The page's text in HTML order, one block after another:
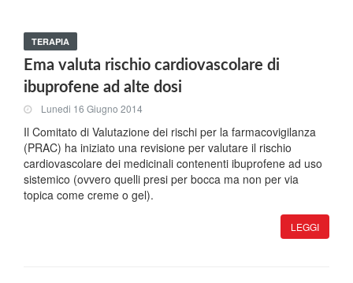
TERAPIA
Ema valuta rischio cardiovascolare di
ibuprofene ad alte dosi
Lunedi 16 Giugno 2014
Il Comitato di Valutazione dei rischi per la farmacovigilanza
(PRAC) ha iniziato una revisione per valutare il rischio
cardiovascolare dei medicinali contenenti ibuprofene ad uso
sistemico (ovvero quelli presi per bocca ma non per via
topica come creme o gel).
LEGGI